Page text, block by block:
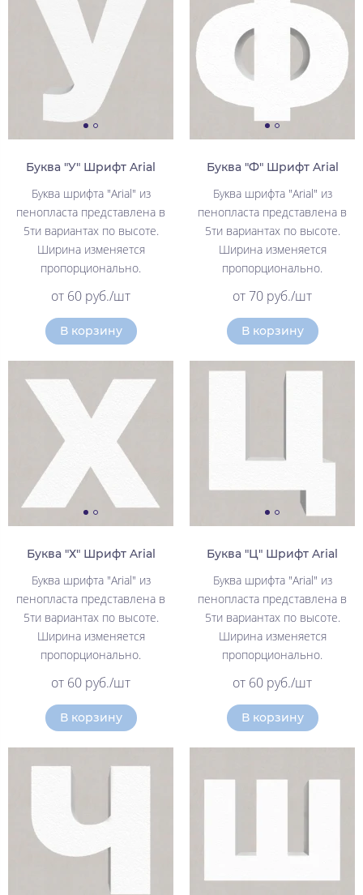
Буква "У" Шрифт Arial
Буква шрифта "Arial" из
пенопласта представлена в
5ти вариантах по высоте.
Ширина изменяется
пропорционально.
от 60 руб./шт
В корзину
Буква "Ф" Шрифт Arial
Буква шрифта "Arial" из
пенопласта представлена в
5ти вариантах по высоте.
Ширина изменяется
пропорционально.
от 70 руб./шт
В корзину
Буква "Х" Шрифт Arial
Буква шрифта "Arial" из
пенопласта представлена в
5ти вариантах по высоте.
Ширина изменяется
пропорционально.
от 60 руб./шт
В корзину
Буква "Ц" Шрифт Arial
Буква шрифта "Arial" из
пенопласта представлена в
5ти вариантах по высоте.
Ширина изменяется
пропорционально.
от 60 руб./шт
В корзину